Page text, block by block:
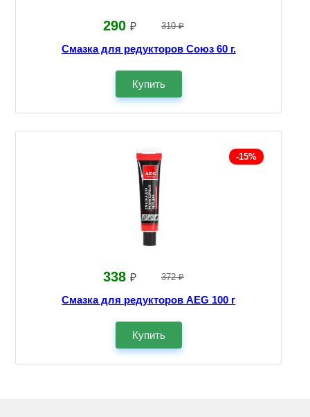
290 ₽ 310 ₽
Смазка для редукторов Союз 60 г.
Купить
-15%
338 ₽ 372 ₽
Смазка для редукторов AEG 100 г
Купить